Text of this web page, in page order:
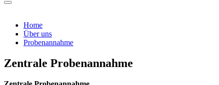
Home
Über uns
Probenannahme
Zentrale Probenannahme